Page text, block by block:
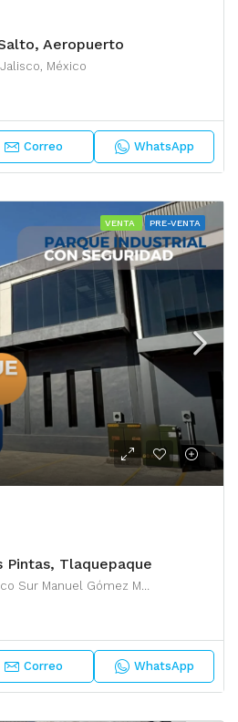
Aeropuerto
México
Correo WhatsApp
VENTA PRE-VENTA
Pintas, Tlaquepaque
Las Pintas, Anillo Periférico Sur Manuel Gómez Morín, Tlaquepaque, San Pedro Tlaquepaque, Región Centro, Jalisco, 45619, México
Correo WhatsApp